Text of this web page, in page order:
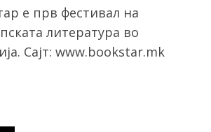
е прв фестивал на
литература во
Сајт: www.bookstar.mk